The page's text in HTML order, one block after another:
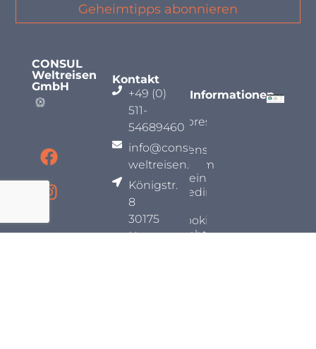
Geheimtipps abonnieren
CONSUL
Weltreisen
GmbH
Kontakt
+49 (0)
511-
54689460
info@consul-
weltreisen.com
Königstr.
8
30175
Hannover
Informationen
Impressum
Datenschutz
Allgemeine
Reisebedingungen
Cookie-
Richtlinie